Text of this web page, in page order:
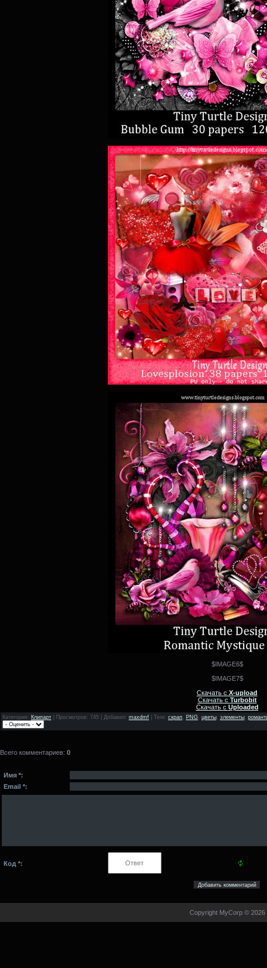
$IMAGE6$
$IMAGE7$
Скачать с X-upload
Скачать с Turbobit
Скачать с Uploaded
Категория : Клипарт Просмотров: 745 | Добавил: maxdmf Теги: скрап PNG цветы элементы
Всего комментариев: 0
Имя *:
Email *:
Код *:
Copyright MyCorp © 2026